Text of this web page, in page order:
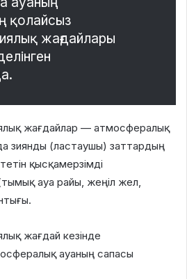
қолайсыз
жағдайлары
жағдайлар — атмосфералық
зиянды (ластаушы) заттардың
қысқамерзімді
ауа райы, жеңіл жел,
жағдай кезінде
ауаның сапасы